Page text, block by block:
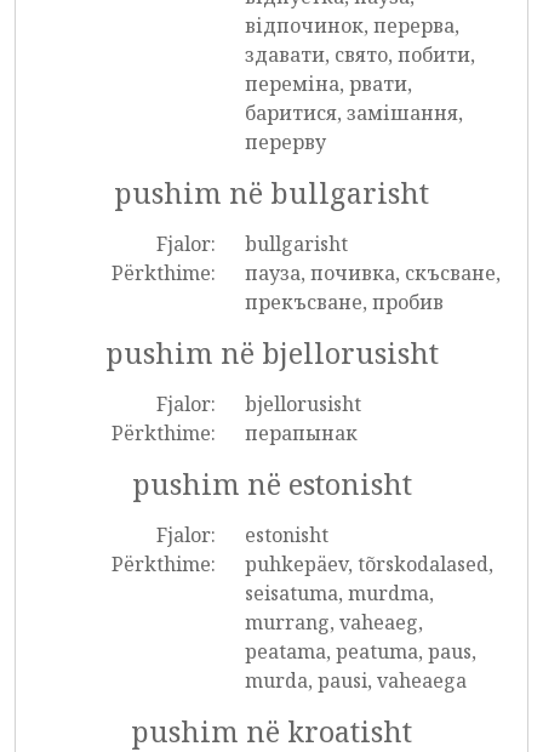
відпочинок, перерва,
здавати, свято, побити,
переміна, рвати,
баритися, замішання,
перерву
pushim në bullgarisht
Fjalor:
bullgarisht
Përkthime:
пауза, почивка, скъсване,
прекъсване, пробив
pushim në bjellorusisht
Fjalor:
bjellorusisht
Përkthime:
перапынак
pushim në estonisht
Fjalor:
estonisht
Përkthime:
puhkepäev, tõrskodalased,
seisatuma, murdma,
murrang, vaheaeg,
peatama, peatuma, paus,
murda, pausi, vaheaega
pushim në kroatisht